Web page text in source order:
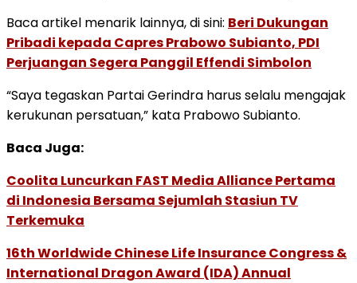
Baca artikel menarik lainnya, di sini: Beri Dukungan
Pribadi kepada Capres Prabowo Subianto, PDI
Perjuangan Segera Panggil Effendi Simbolon
“Saya tegaskan Partai Gerindra harus selalu mengajak
kerukunan persatuan,” kata Prabowo Subianto.
Baca Juga:
Coolita Luncurkan FAST Media Alliance Pertama
di Indonesia Bersama Sejumlah Stasiun TV
Terkemuka
16th Worldwide Chinese Life Insurance Congress &
International Dragon Award (IDA) Annual